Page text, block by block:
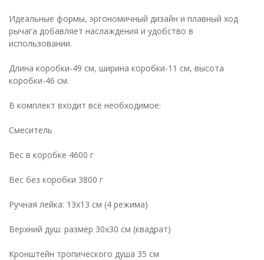
Идеальные формы, эргономичный дизайн и плавный ход
рычага добавляет наслаждения и удобство в
использовании.
Длина коробки-49 см, ширина коробки-11 см, высота
коробки-46 см.
В комплект входит всё необходимое:
Смеситель
Вес в коробке 4600 г
Вес без коробки 3800 г
Ручная лейка: 13х13 см (4 режима)
Верхний душ: размер 30x30 см (квадрат)
Кронштейн тропического душа 35 см